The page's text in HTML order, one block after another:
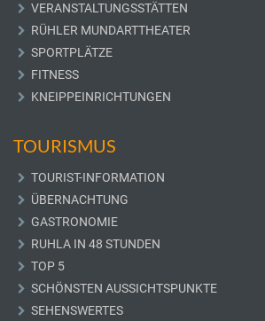
VERANSTALTUNGSSTÄTTEN
RÜHLER MUNDARTTHEATER
SPORTPLÄTZE
FITNESS
KNEIPPEINRICHTUNGEN
TOURISMUS
TOURIST-INFORMATION
ÜBERNACHTUNG
GASTRONOMIE
RUHLA IN 48 STUNDEN
TOP 5
SCHÖNSTEN AUSSICHTSPUNKTE
SEHENSWERTES